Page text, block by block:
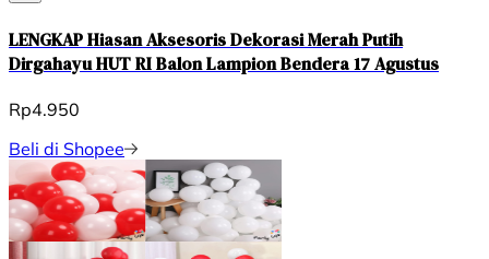
LENGKAP Hiasan Aksesoris Dekorasi Merah Putih
Dirgahayu HUT RI Balon Lampion Bendera 17 Agustus
Rp4.950
Beli di Shopee